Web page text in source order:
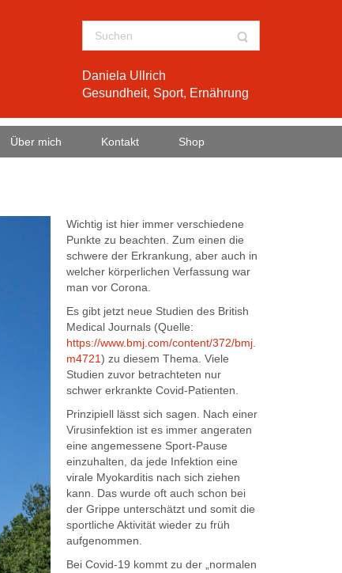
Daniela Ullrich
Gesundheit, Sport, Ernährung
Über mich Kontakt Shop
Wichtig ist hier immer verschiedene
Punkte zu beachten. Zum einen die
schwere der Erkrankung, aber auch in
welcher körperlichen Verfassung war
man vor Corona.
Es gibt jetzt neue Studien des British
Medical Journals (Quelle:
https://www.bmj.com/content/372/bmj.
m4721) zu diesem Thema. Viele
Studien zuvor betrachteten nur
schwer erkrankte Covid-Patienten.
Prinzipiell lässt sich sagen. Nach einer
Virusinfektion ist es immer angeraten
eine angemessene Sport-Pause
einzuhalten, da jede Infektion eine
virale Myokarditis nach sich ziehen
kann. Das wurde oft auch schon bei
der Grippe unterschätzt und somit die
sportliche Aktivität wieder zu früh
aufgenommen.
Bei Covid-19 kommt zu der „normalen